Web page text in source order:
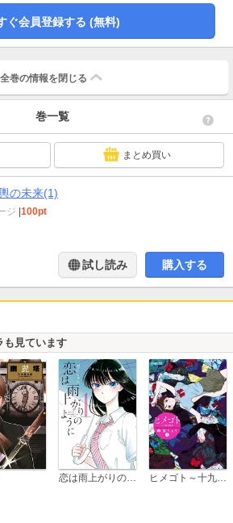
ぐ会員登録する (無料)
全巻の情報を 閉じる
巻一覧
まとめ買い
の未来(1)
ジ 100pt
試し読み 購入する
も見ています
恋は雨上がりのように ヒメゴト～十九歳の制服～